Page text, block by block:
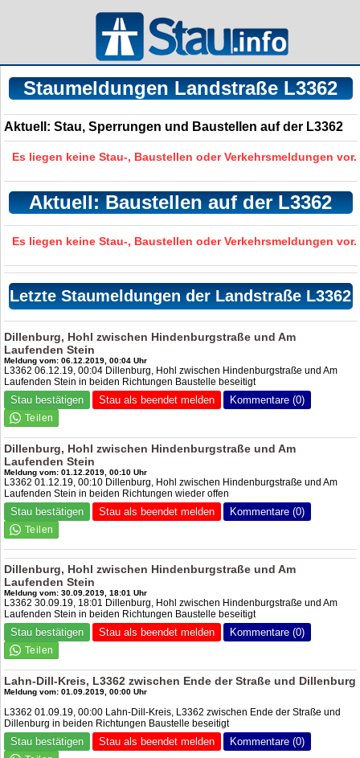
Staumeldungen Landstraße L3362
Aktuell: Stau, Sperrungen und Baustellen auf der L3362
Es liegen keine Stau-, Baustellen oder Verkehrsmeldungen vor.
Aktuell: Baustellen auf der L3362
Es liegen keine Stau-, Baustellen oder Verkehrsmeldungen vor.
Letzte Staumeldungen der Landstraße L3362
Dillenburg, Hohl zwischen Hindenburgstraße und Am
Laufenden Stein
Meldung vom: 06.12.2019, 00:04 Uhr
L3362 06.12.19, 00:04 Dillenburg, Hohl zwischen Hindenburgstraße und Am
Laufenden Stein in beiden Richtungen Baustelle beseitigt
Stau bestätigen Stau als beendet melden Kommentare (0)
Dillenburg, Hohl zwischen Hindenburgstraße und Am
Laufenden Stein
Meldung vom: 01.12.2019, 00:10 Uhr
L3362 01.12.19, 00:10 Dillenburg, Hohl zwischen Hindenburgstraße und Am
Laufenden Stein in beiden Richtungen wieder offen
Stau bestätigen Stau als beendet melden Kommentare (0)
Dillenburg, Hohl zwischen Hindenburgstraße und Am
Laufenden Stein
Meldung vom: 30.09.2019, 18:01 Uhr
L3362 30.09.19, 18:01 Dillenburg, Hohl zwischen Hindenburgstraße und Am
Laufenden Stein in beiden Richtungen Baustelle beseitigt
Stau bestätigen Stau als beendet melden Kommentare (0)
Lahn-Dill-Kreis, L3362 zwischen Ende der Straße und Dillenburg
Meldung vom: 01.09.2019, 00:00 Uhr
L3362 01.09.19, 00:00 Lahn-Dill-Kreis, L3362 zwischen Ende der Straße und
Dillenburg in beiden Richtungen Baustelle beseitigt
Stau bestätigen Stau als beendet melden Kommentare (0)